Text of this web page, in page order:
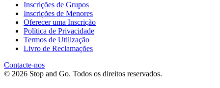
Inscrições de Grupos
Inscrições de Menores
Oferecer uma Inscrição
Política de Privacidade
Termos de Utilização
Livro de Reclamações
Contacte-nos
© 2026 Stop and Go. Todos os direitos reservados.